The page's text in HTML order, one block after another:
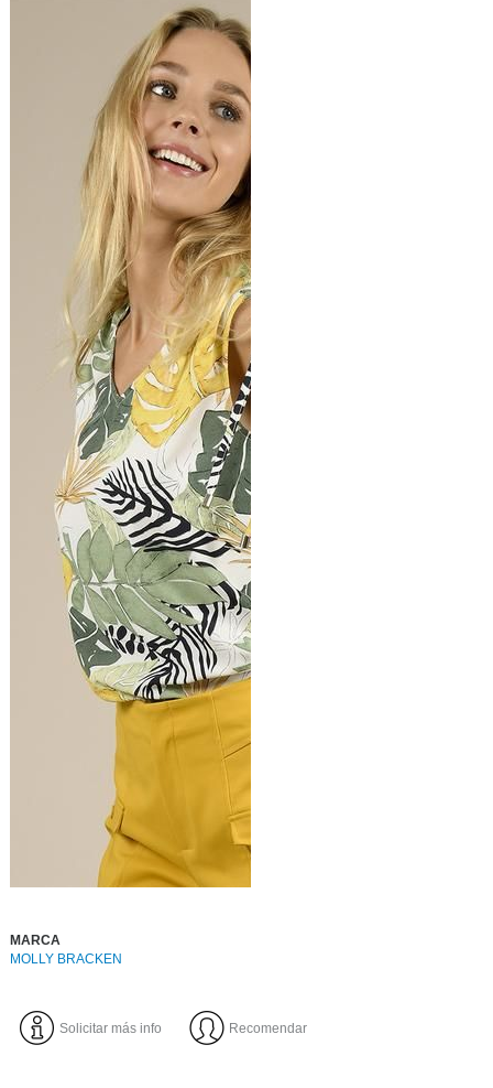
MARCA
MOLLY BRACKEN
Solicitar más info Recomendar